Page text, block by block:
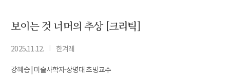
보이는 것 너머의 추상 [크리틱]
2025.11.12. 한겨레
강혜승 | 미술사학자·상명대 초빙교수